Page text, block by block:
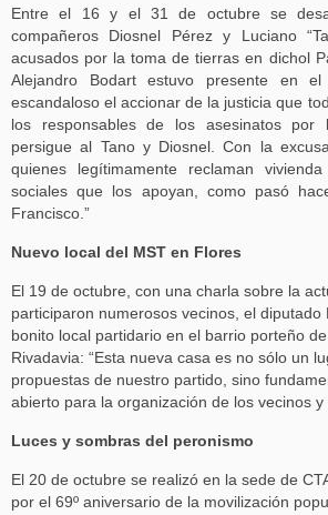
Entre el 16 y el 31 de octubre se
compañeros Diosnel Pérez y Luciano
acusados por la toma de tierras en dichol
Alejandro Bodart estuvo presente en
escandaloso el accionar de la justicia que
los responsables de los asesinatos por
persigue al Tano y Diosnel. Con la
quienes legítimamente reclaman
sociales que los apoyan, como pasó
Francisco.”
Nuevo local del MST en Flores
El 19 de octubre, con una charla sobre la
participaron numerosos vecinos, el
bonito local partidario en el barrio porteño
Rivadavia: “Esta nueva casa es no sólo un
propuestas de nuestro partido, sino
abierto para la organización de los vecinos
Luces y sombras del peronismo
El 20 de octubre se realizó en la sede de
por el 69º aniversario de la movilización